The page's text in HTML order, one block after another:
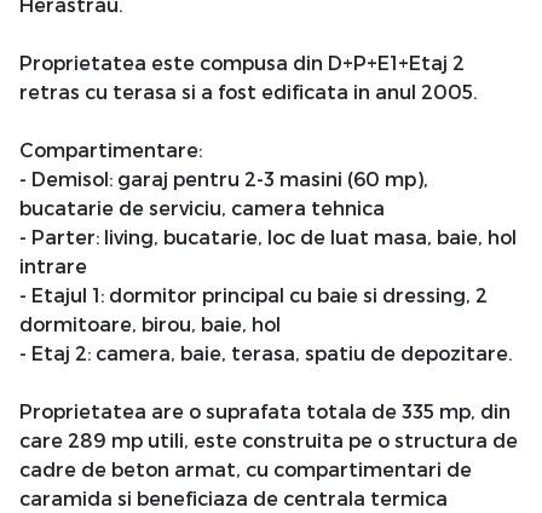
Proprietatea este compusa din D+P+E1+Etaj 2
retras cu terasa si a fost edificata in anul 2005.
Compartimentare:
- Demisol: garaj pentru 2-3 masini (60 mp),
bucatarie de serviciu, camera tehnica
- Parter: living, bucatarie, loc de luat masa, baie, hol
intrare
- Etajul 1: dormitor principal cu baie si dressing, 2
dormitoare, birou, baie, hol
- Etaj 2: camera, baie, terasa, spatiu de depozitare.
Proprietatea are o suprafata totala de 335 mp, din
care 289 mp utili, este construita pe o structura de
cadre de beton armat, cu compartimentari de
caramida si beneficiaza de centrala termica